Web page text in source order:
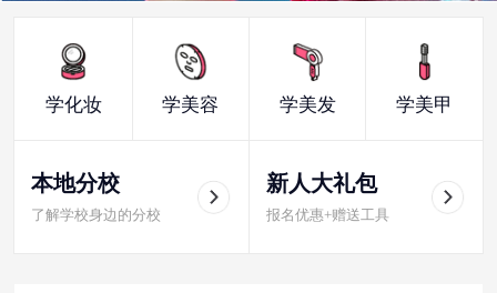
学化妆 学美容 学美发 学美甲
本地分校
了解学校身边的分校
新人大礼包
报名优惠+赠送工具